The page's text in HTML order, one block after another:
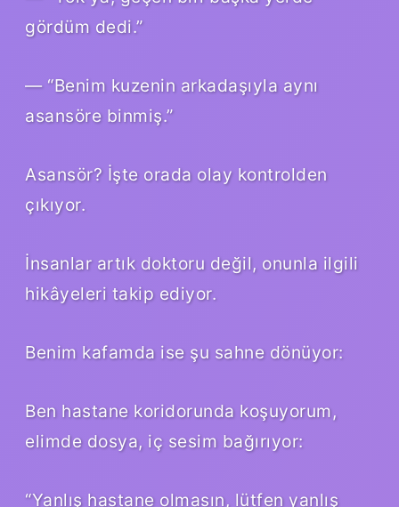
gördüm dedi.”
— “Benim kuzenin arkadaşıyla aynı
asansöre binmiş.”
Asansör? İşte orada olay kontrolden
çıkıyor.
İnsanlar artık doktoru değil, onunla ilgili
hikâyeleri takip ediyor.
Benim kafamda ise şu sahne dönüyor:
Ben hastane koridorunda koşuyorum,
elimde dosya, iç sesim bağırıyor:
“Yanlış hastane olmasın, lütfen yanlış